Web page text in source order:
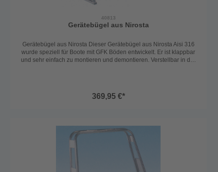
40813
Gerätebügel aus Nirosta
Gerätebügel aus Nirosta Dieser Gerätebügel aus Nirosta Aisi 316
wurde speziell für Boote mit GFK Böden entwickelt. Er ist klappbar
und sehr einfach zu montieren und demontieren. Verstellbar in der
369,95 €*